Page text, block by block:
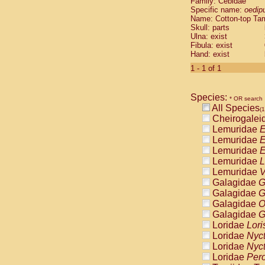
Cebidae
Cebidae
Cebidae
Cebidae
Cebidae
Cebidae
Cebidae
Cebidae
Cebidae
Cebidae
Cebidae
Cebidae
Atelidae
Atelidae
Atelidae
Atelidae
Atelidae
Atelidae
Atelidae
Atelidae
Atelidae
Atelidae
Pitheciidae
Specific name:
Name: Cotton-top
Skull: parts
Ulna: exist
Fibula: exist
Hand: exist
1 - 1 of 1
Species: * OR search
All Species
Lemuridae
Lemuridae
Lemuridae
Lemuridae
Lemuridae
Galagidae
Galagidae
Galagidae
Galagidae
Loridae
Loridae
Loridae
Loridae